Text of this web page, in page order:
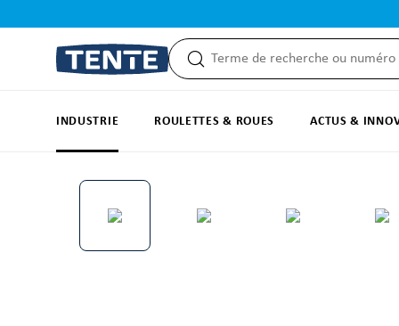
INDUSTRIE ROULETTES & ROUES ACTUS &
Ignorer la galerie d'images